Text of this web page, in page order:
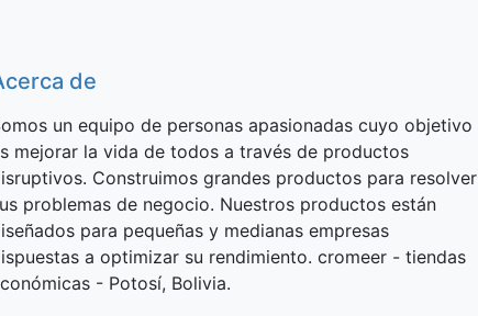
de
un equipo de personas apasionadas cuyo objetivo
mejorar la vida de todos a través de productos
Construimos grandes productos para resolver
problemas de negocio. Nuestros productos están
para pequeñas y medianas empresas
a optimizar su rendimiento. cromeer - tiendas
- Potosí, Bolivia.